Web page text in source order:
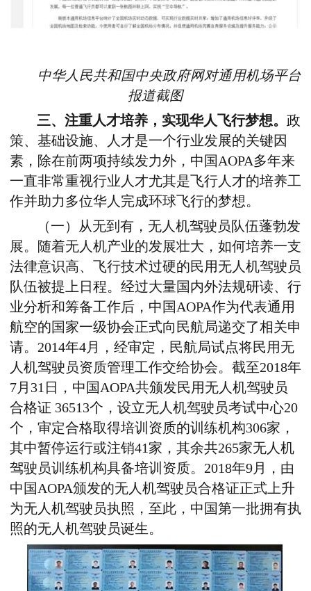
中华人民共和国中央政府网对通用机场平台
报道截图
三、注重人才培养，实现华人飞行梦想。政
策、基础设施、人才是一个行业发展的关键因
素，除在前两项持续发力外，中国AOPA多年来
一直非常重视行业人才尤其是飞行人才的培养工
作并助力多位华人完成环球飞行的梦想。
（一）从无到有，无人机驾驶员队伍蓬勃发
展。随着无人机产业的发展壮大，如何培养一支
法律意识高、飞行技术过硬的民用无人机驾驶员
队伍被提上日程。经过大量国内外法规研读、行
业分析和筹备工作后，中国AOPA作为代表通用
航空的国家一级协会正式向民航局递交了相关申
请。2014年4月，经审定，民航局试点将民用无
人机驾驶员资质管理工作交给协会。截至2018年
7月31日，中国AOPA共颁发民用无人机驾驶员
合格证 36513个，设立无人机驾驶员考试中心20
个，审定合格取得培训资质的训练机构306家，
其中暂停运行或注销41家，其余共265家无人机
驾驶员训练机构具备培训资质。2018年9月，由
中国AOPA颁发的无人机驾驶员合格证正式上升
为无人机驾驶员执照，至此，中国第一批拥有执
照的无人机驾驶员诞生。